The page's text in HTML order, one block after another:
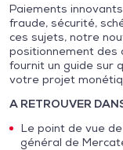
Paiements
fraude, sécurité,
ces sujets, notre
positionnement des
fournit un guide sur
votre projet
A RETROUVER
Le point de vue
général de